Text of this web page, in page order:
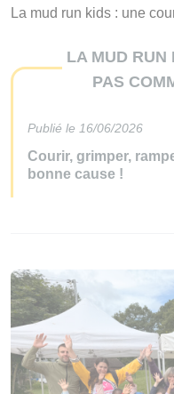
La mud run kids : une
LA MUD RUN
PAS
Publié le 16/06/2026
Courir, grimper,
bonne cause !